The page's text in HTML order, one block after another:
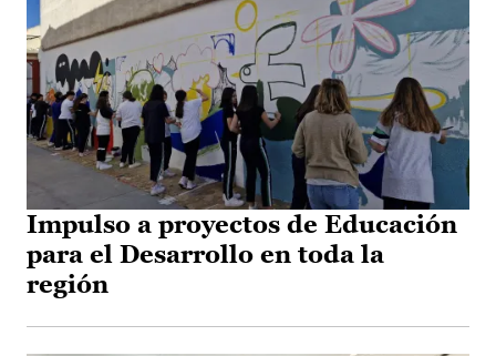
Impulso a proyectos de Educación
para el Desarrollo en toda la
región